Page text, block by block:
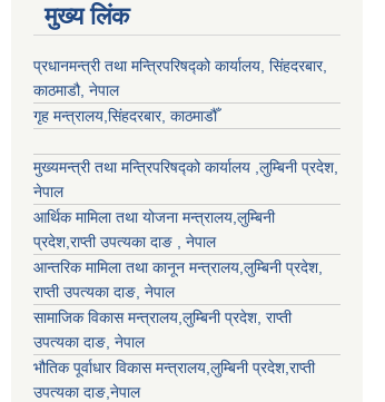
मुख्य लिंक
प्रधानमन्त्री तथा मन्त्रिपरिषद्को कार्यालय, सिंहदरबार,
काठमाडौ, नेपाल
गृह मन्त्रालय,सिंहदरबार, काठमाडौँ
मुख्यमन्त्री तथा मन्त्रिपरिषद्को कार्यालय ,लुम्बिनी प्रदेश,
नेपाल
आर्थिक मामिला तथा योजना मन्त्रालय, लुम्बिनी
प्रदेश ,राप्ती उपत्यका दाङ , नेपाल
आन्तरिक मामिला तथा कानून मन्त्रालय, लुम्बिनी प्रदेश
राप्ती उपत्यका दाङ , नेपाल
सामाजिक विकास मन्त्रालय, लुम्बिनी प्रदेश राप्ती
उपत्यका दाङ , नेपाल
भौतिक पूर्वाधार विकास मन्त्रालय, लुम्बिनी प्रदेश राप्ती
उपत्यका दाङ ,नेपाल